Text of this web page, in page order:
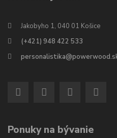
Jakobyho 1, 040 01 Košice
(+421) 948 422 533
Ponuky na bývanie